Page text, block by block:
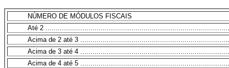
NÚMERO DE MÓDULOS FISCAIS
Até 2
Acima de 2 até 3
Acima de 3 até 4
Acima de 4 até 5